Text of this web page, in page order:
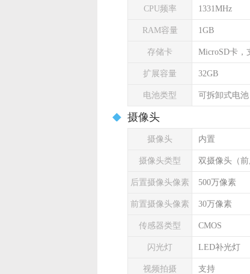
CPU频率 1331MHz
RAM容量 1GB
存储卡 MicroSD卡，
扩展容量 32GB
电池类型 可拆卸式电池
摄像头
摄像头 内置
摄像头类型 双摄像头（前
后置摄像头像素 500万像素
前置摄像头像素 30万像素
传感器类型 CMOS
闪光灯 LED补光灯
视频拍摄 支持